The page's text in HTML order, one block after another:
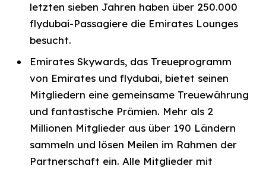
letzten sieben Jahren haben über 250.000
flydubai-Passagiere die Emirates Lounges
besucht.
Emirates Skywards, das Treueprogramm
von Emirates und flydubai, bietet seinen
Mitgliedern eine gemeinsame Treuewährung
und fantastische Prämien. Mehr als 2
Millionen Mitglieder aus über 190 Ländern
sammeln und lösen Meilen im Rahmen der
Partnerschaft ein. Alle Mitglieder mit